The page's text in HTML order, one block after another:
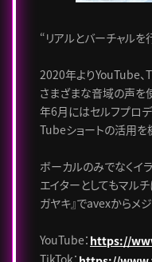
“リアルとバーチャル
2020年よりYouTube、
さまざまな音域の声を
年6月にはセルフプロ
Tubeショートの活用
ボーカルのみでなくイ
エイターとしてもマル
ガヤキ』でavexからメ
YouTube： https://